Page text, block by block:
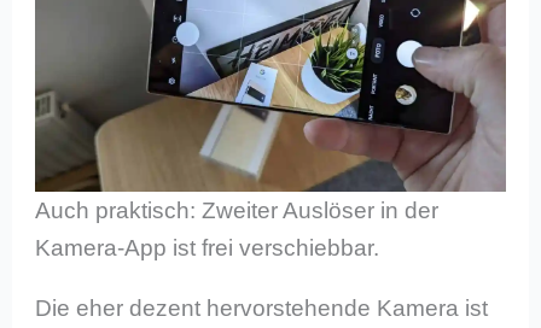
Auch praktisch: Zweiter Auslöser in der
Kamera-App ist frei verschiebbar.
Die eher dezent hervorstehende Kamera ist